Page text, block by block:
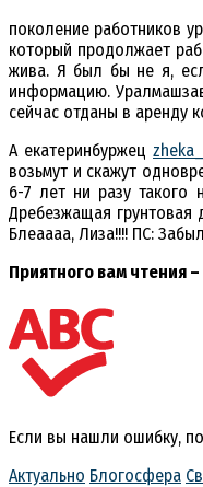
поколение работников
который продолжает
жива. Я был бы не я,
информацию.
сейчас отданы в аренду
А екатеринбуржец
возьмут и скажут
6-7 лет ни разу
Дребезжащая грунтовая
Блеаааа, Лиза!!!! ПС:
Приятного вам чтения
Если вы нашли ошибку,
Актуально Блогосфера